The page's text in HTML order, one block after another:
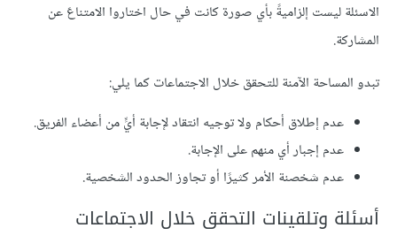
الاسئلة ليست إلزاميةً بأي صورة كانت في حال اختاروا الامتناعَ عن
المشاركة.
تبدو المساحة الآمنة للتحقق خلال الاجتماعات كما يلي:
عدم إطلاق أحكام ولا توجيه انتقاد لإجابة أيٍّ من أعضاء الفريق.
عدم إجبار أي منهم على الإجابة.
عدم شخصنة الأمر كثيرًا أو تجاوز الحدود الشخصية.
أسئلة وتلقينات التحقق خلال الاجتماعات